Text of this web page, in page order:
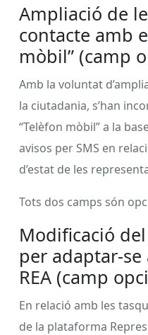
Ampliació de
contacte amb
mòbil” (camp
Amb la voluntat
la ciutadania, s’han
“Telèfon mòbil” a la
avisos per SMS en
d’estat de les
Tots dos camps són
Modificació
per adaptar-se
REA (camp
En relació amb les
de la plataforma